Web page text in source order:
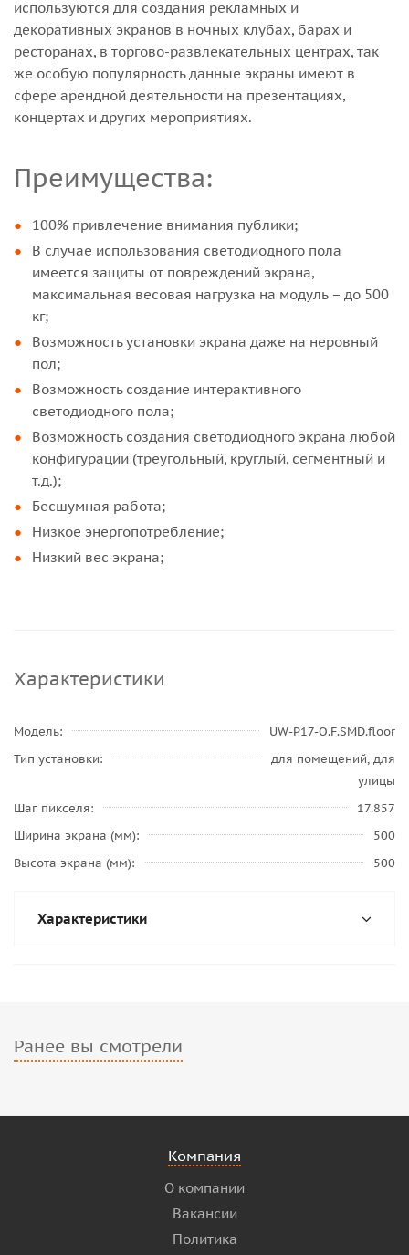
используются для создания рекламных и
декоративных экранов в ночных клубах, барах и
ресторанах, в торгово-развлекательных центрах, так
же особую популярность данные экраны имеют в
сфере арендной деятельности на презентациях,
концертах и других мероприятиях.
Преимущества:
100% привлечение внимания публики;
В случае использования светодиодного пола
имеется защиты от повреждений экрана,
максимальная весовая нагрузка на модуль – до 500
кг;
Возможность установки экрана даже на неровный
пол;
Возможность создание интерактивного
светодиодного пола;
Возможность создания светодиодного экрана любой
конфигурации (треугольный, круглый, сегментный и
т.д.);
Бесшумная работа;
Низкое энергопотребление;
Низкий вес экрана;
Характеристики
Модель
UW-P17-O.F.SMD.floor
Тип установки
для помещений, для
улицы
Шаг пикселя
17.857
Ширина экрана (мм)
500
Высота экрана (мм)
500
Характеристики
Ранее вы смотрели
Компания
О компании
Вакансии
Политика